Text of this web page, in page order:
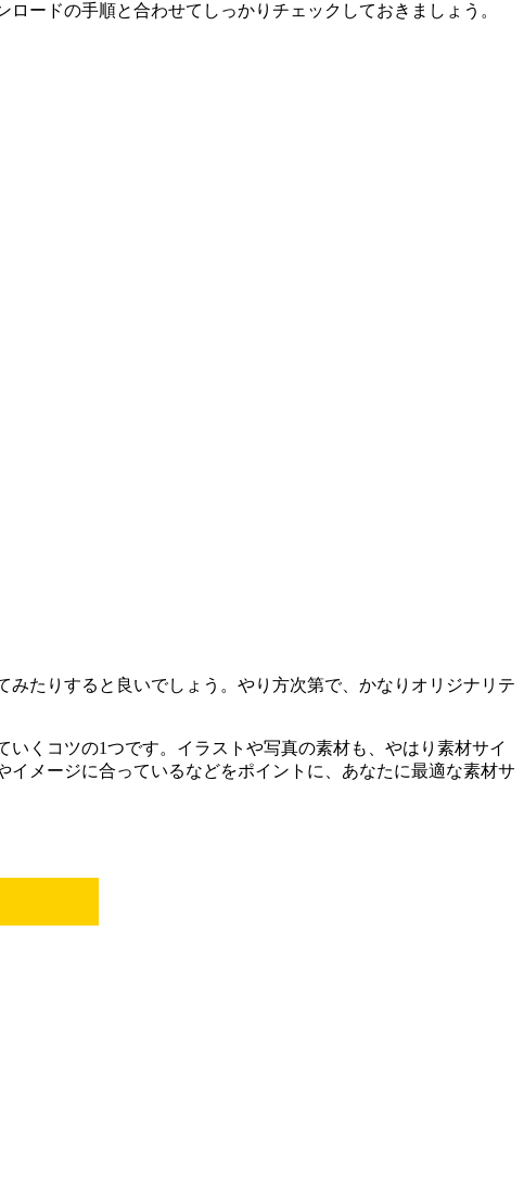
ロードの手順と合わせてしっかりチェックしておきましょう。
みたり すると良いでしょう。やり方次第で、かなりオリジナリテ
くコツの1つです。イラストや写真の素材も、やはり素材サイ
イメージに合っているなどをポイントに、あなたに最適な素材サ